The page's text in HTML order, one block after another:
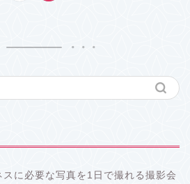
スに必要な写真を1日で撮れる撮影会